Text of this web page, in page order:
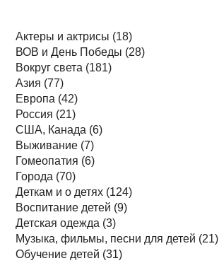
Актеры и актрисы (18)
ВОВ и День Победы (28)
Вокруг света (181)
Азия (77)
Европа (42)
Россия (21)
США, Канада (6)
Выживание (7)
Гомеопатия (6)
Города (70)
Деткам и о детях (124)
Воспитание детей (9)
Детская одежда (3)
Музыка, фильмы, песни для детей (21)
Обучение детей (31)